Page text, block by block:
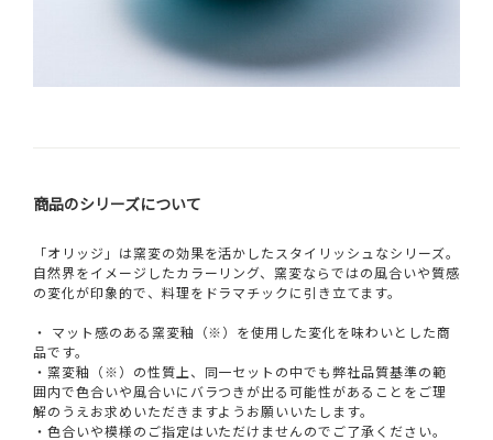
商品のシリーズについて
「オリッジ」は窯変の効果を活かしたスタイリッシュなシリーズ。
自然界をイメージしたカラーリング、窯変ならではの風合いや質感
の変化が印象的で、料理をドラマチックに引き立てます。
・ マット感のある窯変釉（※）を使用した変化を味わいとした商
品です。
・窯変釉（※）の性質上、同一セットの中でも弊社品質基準の範
囲内で色合いや風合いにバラつきが出る可能性があることをご理
解のうえお求めいただきますようお願いいたします。
・色合いや模様のご指定はいただけませんのでご了承ください。